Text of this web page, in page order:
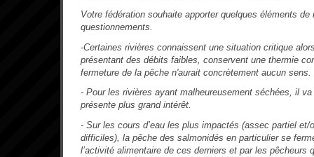
Votre fédération souhaite apporter quelques éléments de
questionnements.
-Certaines rivières connaissent une situation critique
présentant des débits faibles, conservent une thermie
fermeture de la pêche n'aurait concrètement aucun sens.
- Pour les rivières ayant malheureusement séchées, il
présente plus grand intérêt.
- Sur les cours d’eau les plus impactés (assec partiel et/
difficiles), la pêche des salmonidés en particulier se
l’activité alimentaire de ces derniers et par les pêcheurs